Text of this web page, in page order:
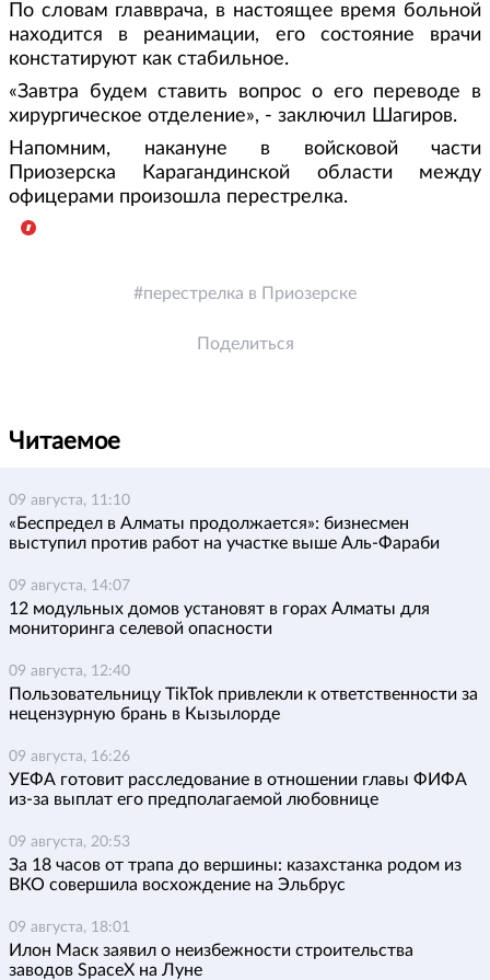
По словам главврача, в настоящее время больной
находится в реанимации, его состояние врачи
констатируют как стабильное.
«Завтра будем ставить вопрос о его переводе в
хирургическое отделение», - заключил Шагиров.
Напомним, накануне в войсковой части
Приозерска Карагандинской области между
офицерами произошла перестрелка.
перестрелка в Приозерске
Поделиться
Читаемое
09 августа, 11:10
«Беспредел в Алматы продолжается»: бизнесмен
выступил против работ на участке выше Аль-Фараби
09 августа, 14:07
12 модульных домов установят в горах Алматы для
мониторинга селевой опасности
09 августа, 12:40
Пользовательницу TikTok привлекли к ответственности за
нецензурную брань в Кызылорде
09 августа, 16:26
УЕФА готовит расследование в отношении главы ФИФА
из-за выплат его предполагаемой любовнице
09 августа, 20:53
За 18 часов от трапа до вершины: казахстанка родом из
ВКО совершила восхождение на Эльбрус
09 августа, 18:01
Илон Маск заявил о неизбежности строительства
заводов SpaceX на Луне